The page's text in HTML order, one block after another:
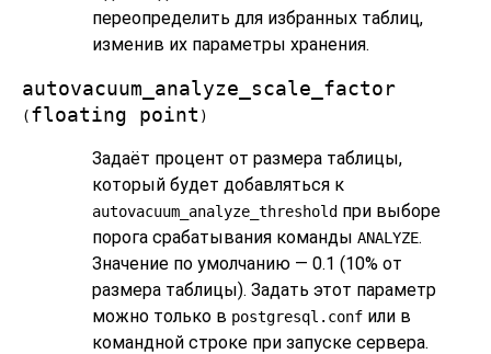
переопределить для избранных таблиц,
изменив их параметры хранения.
autovacuum_analyze_scale_factor
( floating point )
Задаёт процент от размера таблицы,
который будет добавляться к
autovacuum_analyze_threshold при выборе
порога срабатывания команды ANALYZE.
Значение по умолчанию — 0.1 (10% от
размера таблицы). Задать этот параметр
можно только в postgresql.conf или в
командной строке при запуске сервера.